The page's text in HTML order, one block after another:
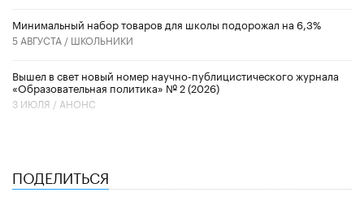
Минимальный набор товаров для школы подорожал на 6,3%
5 АВГУСТА / ШКОЛЬНИКИ
Вышел в свет новый номер научно-публицистического журнала
«Образовательная политика» № 2 (2026)
3 ИЮЛЯ / АНОНС
ПОДЕЛИТЬСЯ